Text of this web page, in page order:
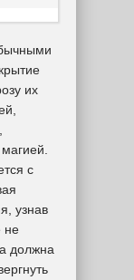
их
с
узнав
не
должна